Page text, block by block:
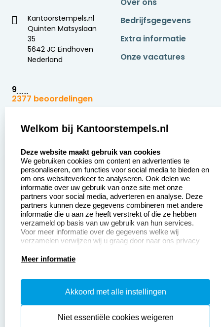
Kantoorstempels.nl
Quinten Matsyslaan
35
5642 JC Eindhoven
Nederland
9
2377 beoordelingen
Over ons
Bedrijfsgegevens
Extra informatie
Onze vacatures
Zakelijk:
Aanvraag op maat
Betaling &
Verzending
Wederverkoper
worden
Sale
Klantenservice:
Contact opnemen
Veel gestelde vragen
Retourneren
Herroepingsrecht
Productinformatie:
Instructiepagina
Safety Sheets
Welkom bij Kantoorstempels.nl
Deze website maakt gebruik van cookies
We gebruiken cookies om content en advertenties te
personaliseren, om functies voor social media te bieden en
om ons websiteverkeer te analyseren. Ook delen we
informatie over uw gebruik van onze site met onze
partners voor social media, adverteren en analyse. Deze
partners kunnen deze gegevens combineren met andere
informatie die u aan ze heeft verstrekt of die ze hebben
verzameld op basis van uw gebruik van hun services.
Voor meer informatie over de gegevens welke wij
verzamelen verwijzen wij u graag door naar ons privacy
Meer informatie
Akkoord met alle instellingen
Niet essentiële cookies weigeren